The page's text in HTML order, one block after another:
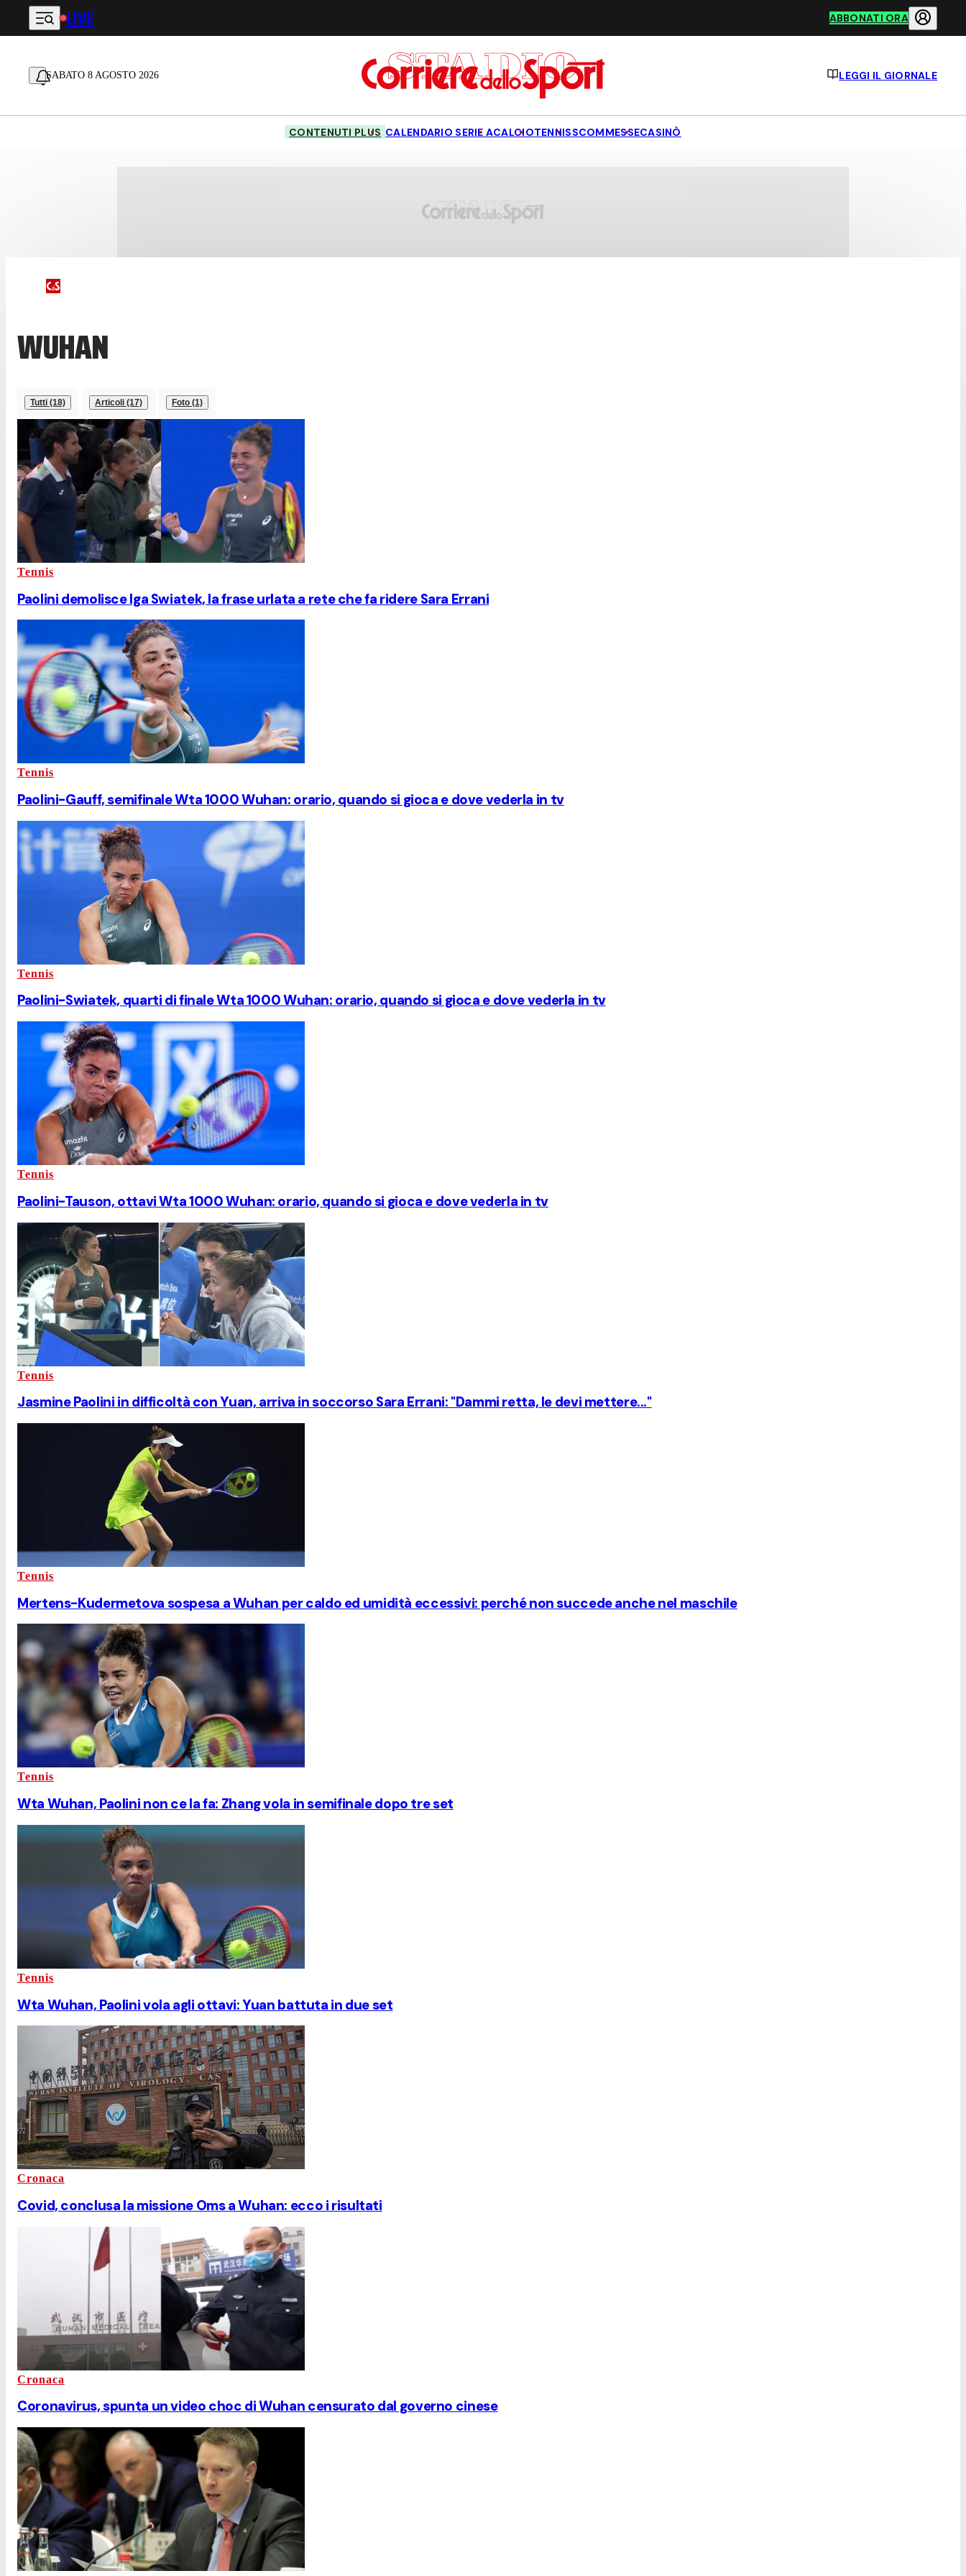
Vai al contenuto principale
LIVE ABBONATI ORA
SABATO 8 AGOSTO 2026 LEGGI IL GIORNALE
CONTENUTI PLUS CALENDARIO SERIE ACALCIOTENNISSCOMMESSECASINÒ
WUHAN
Tutti (18) Articoli (17) Foto (1)
Tennis
Paolini demolisce Iga Swiatek, la frase urlata a rete che fa ridere Sara Errani
Tennis
Paolini-Gauff, semifinale Wta 1000 Wuhan: orario, quando si gioca e dove vederla in tv
Tennis
Paolini-Swiatek, quarti di finale Wta 1000 Wuhan: orario, quando si gioca e dove vederla in tv
Tennis
Paolini-Tauson, ottavi Wta 1000 Wuhan: orario, quando si gioca e dove vederla in tv
Tennis
Jasmine Paolini in difficoltà con Yuan, arriva in soccorso Sara Errani: "Dammi retta, le devi mettere..."
Tennis
Mertens-Kudermetova sospesa a Wuhan per caldo ed umidità eccessivi: perché non succede anche nel maschile
Tennis
Wta Wuhan, Paolini non ce la fa: Zhang vola in semifinale dopo tre set
Tennis
Wta Wuhan, Paolini vola agli ottavi: Yuan battuta in due set
Cronaca
Covid, conclusa la missione Oms a Wuhan: ecco i risultati
Cronaca
Coronavirus, spunta un video choc di Wuhan censurato dal governo cinese